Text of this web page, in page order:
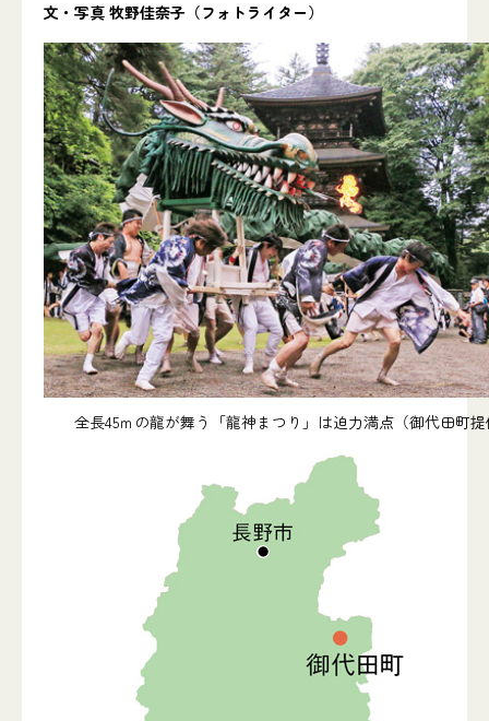
文・写真 牧野佳奈子（フォトライター）
全長45ｍの龍が舞う「龍神まつり」は迫力満点（御代田町